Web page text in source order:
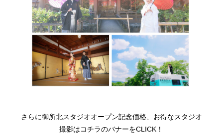
さらに御所北スタジオオープン記念価格、お得なスタジオ
撮影はコチラのバナーをCLICK！